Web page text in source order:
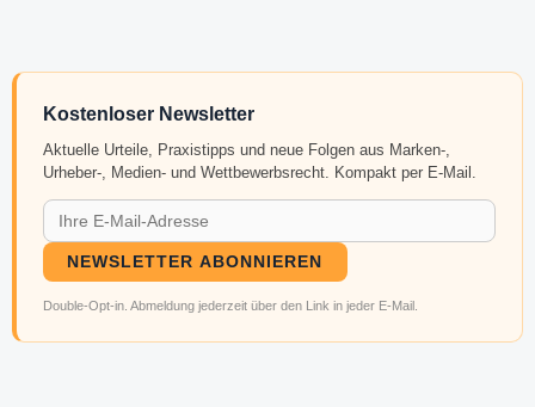
Kostenloser Newsletter
Aktuelle Urteile, Praxistipps und neue Folgen aus Marken-,
Urheber-, Medien- und Wettbewerbsrecht. Kompakt per E-Mail.
NEWSLETTER ABONNIEREN
Double-Opt-in. Abmeldung jederzeit über den Link in jeder E-Mail.